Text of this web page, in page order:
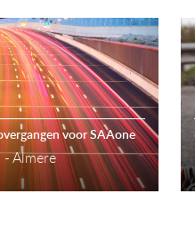
voor SAAone
- Almere